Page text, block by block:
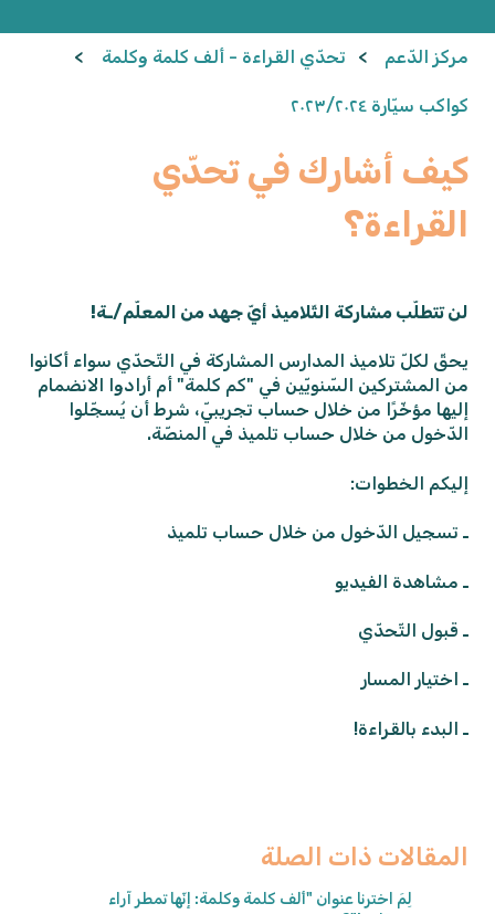
مركز الدّعم تحدّي القراءة - ألف كلمة وكلمة
كواكب سيّارة ٢٠٢٣/٢٠٢٤
كيف أشارك في تحدّي
القراءة؟
لن تتطلّب مشاركة التّلاميذ أيّ جهد من المعلّم/ـة!
يحقّ لكلّ تلاميذ المدارس المشاركة في التّحدّي سواء أكانوا
من المشتركين السّنويّين في "كم كلمة" أم أرادوا الانضمام
إليها مؤخّرًا من خلال حساب تجريبيّ، شرط أن يُسجّلوا
الدّخول من خلال حساب تلميذ في المنصّة.
إليكم الخطوات:
ـ تسجيل الدّخول من خلال حساب تلميذ
ـ مشاهدة الفيديو
ـ قبول التّحدّي
ـ اختيار المسار
ـ البدء بالقراءة!
المقالات ذات الصلة
لِمَ اخترنا عنوان "ألف كلمة وكلمة: إنّها تمطر آراء